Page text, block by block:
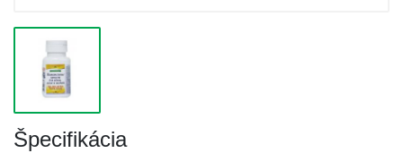
Špecifikácia